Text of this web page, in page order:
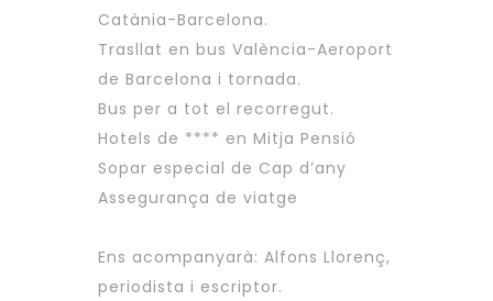
Catània-Barcelona.
Trasllat en bus València-Aeroport
de Barcelona i tornada.
Bus per a tot el recorregut.
Hotels de **** en Mitja Pensió
Sopar especial de Cap d’any
Assegurança de viatge
Ens acompanyarà: Alfons Llorenç,
periodista i escriptor.